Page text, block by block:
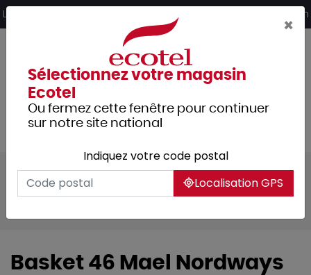
Livraison offerte dès 249€ HT d’achat et retrait 2h en magasin
Tous les produits
Vêtements professionnels
Basket 46 Mael Nordways
×
Sélectionnez votre magasin
Ecotel
Ou fermez cette fenêtre pour continuer
sur notre site national
Indiquez votre code postal
Localisation GPS
Panneau de gestion des cookies